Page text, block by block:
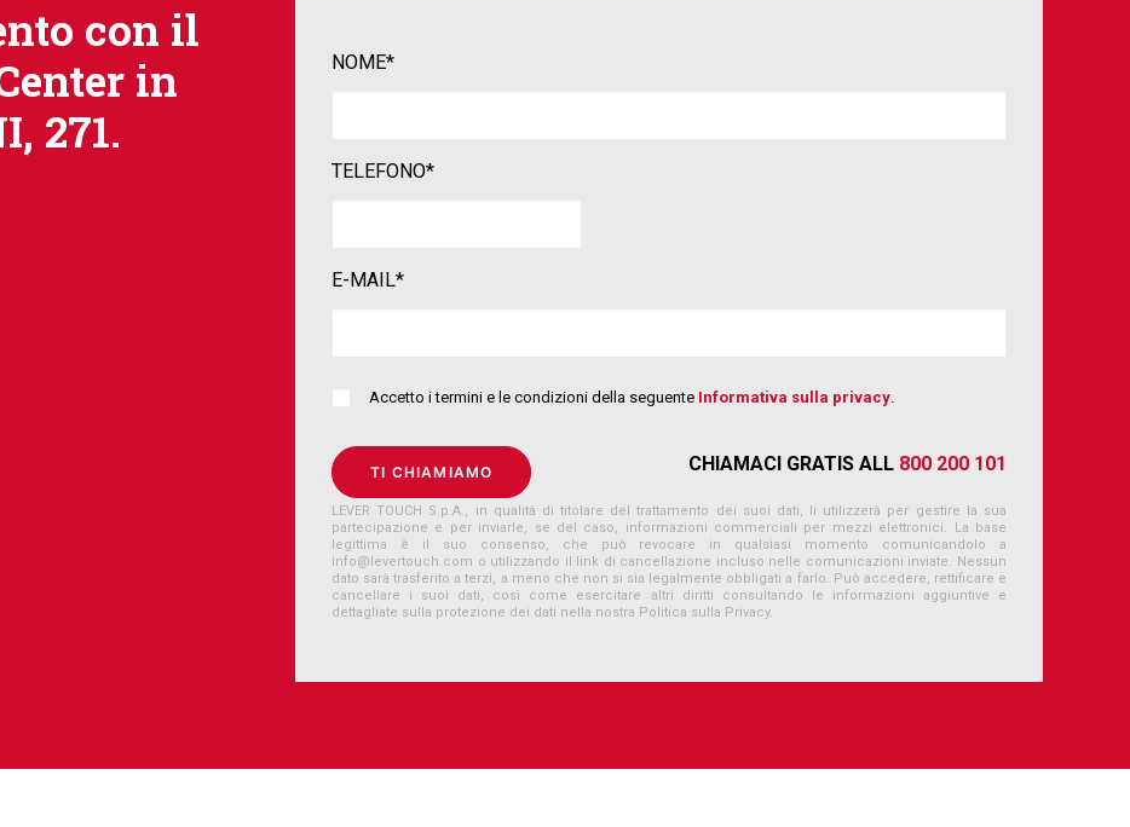
con il
in
271.
NOME*
TELEFONO*
E-MAIL*
Accetto i termini e le condizioni della seguente Informativa sulla privacy.
CHIAMACI GRATIS ALL 800 200 101
LEVER TOUCH S.p.A., in qualità di titolare del trattamento dei suoi dati, li utilizzerà per gestire la sua
partecipazione e per inviarle, se del caso, informazioni commerciali per mezzi elettronici. La base
legittima è il suo consenso, che può revocare in qualsiasi momento comunicandolo a
info@levertouch.com o utilizzando il link di cancellazione incluso nelle comunicazioni inviate. Nessun
dato sarà trasferito a terzi, a meno che non si sia legalmente obbligati a farlo. Può accedere, rettificare e
cancellare i suoi dati, così come esercitare altri diritti consultando le informazioni aggiuntive e
dettagliate sulla protezione dei dati nella nostra Politica sulla Privacy.